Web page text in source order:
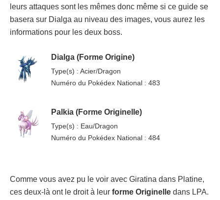
leurs attaques sont les mêmes donc même si ce guide se
basera sur Dialga au niveau des images, vous aurez les
informations pour les deux boss.
Dialga (Forme Origine)
Type(s) : Acier/Dragon
Numéro du Pokédex National : 483
Palkia (Forme Originelle)
Type(s) : Eau/Dragon
Numéro du Pokédex National : 484
Comme vous avez pu le voir avec Giratina dans Platine,
ces deux-là ont le droit à leur forme Originelle dans LPA.